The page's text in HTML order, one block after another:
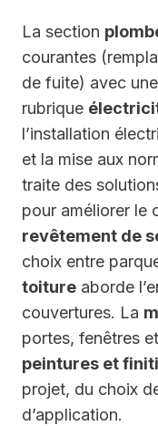
La section
courantes
de fuite) avec
rubrique
l’installation
et la mise aux
traite des
pour améliorer le
revêtement de
choix entre
toiture aborde
couvertures. La
portes, fenêtres
peintures et
projet, du choix
d’application.